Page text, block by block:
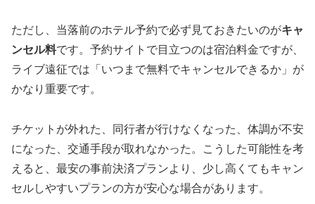
ただし、当落前のホテル予約で必ず見ておきたいのがキャ
ンセル料です。予約サイトで目立つのは宿泊料金ですが、
ライブ遠征では「いつまで無料でキャンセルできるか」が
かなり重要です。
チケットが外れた、同行者が行けなくなった、体調が不安
になった、交通手段が取れなかった。こうした可能性を考
えると、最安の事前決済プランより、少し高くてもキャン
セルしやすいプランの方が安心な場合があります。